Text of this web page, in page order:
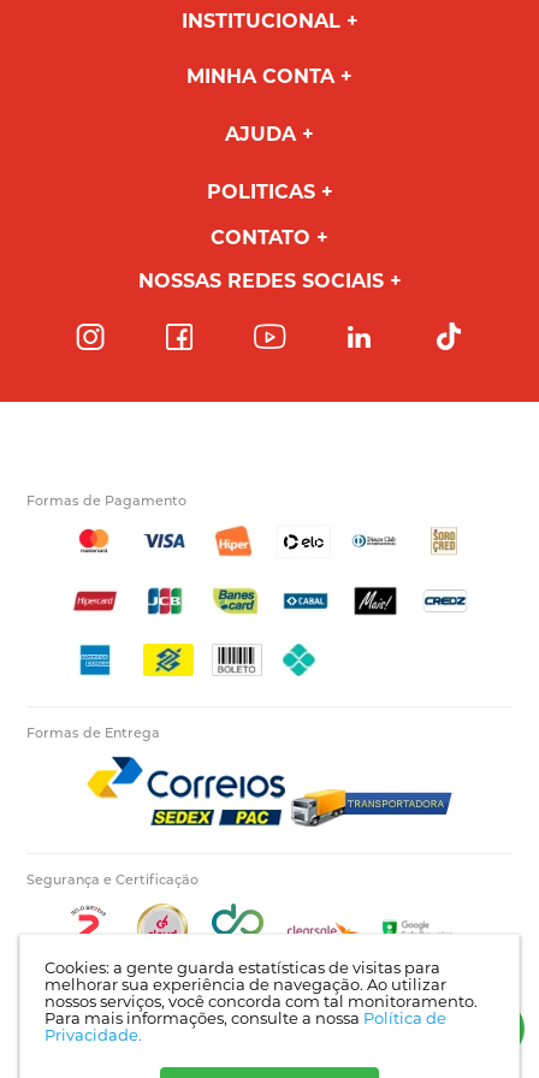
Cookies: a gente guarda estatísticas de visitas para
melhorar sua experiência de navegação. Ao utilizar
nossos serviços, você concorda com tal monitoramento.
Para mais informações, consulte a nossa Política de
Privacidade.
INSTITUCIONAL
MINHA CONTA
AJUDA
POLITICAS
CONTATO
NOSSAS REDES SOCIAIS
Formas de Pagamento
Formas de Entrega
Segurança e Certificação
Autopecas Tiete LTDA - CNPJ: 60.840.768/0001-03 | Rua Itajaí, 624 - Bairro Tietê |
Londrina - PR | CEP: 86025-450 |